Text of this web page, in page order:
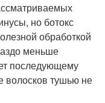
но ботокс
обработкой
меньше
последующему
волосков тушью не